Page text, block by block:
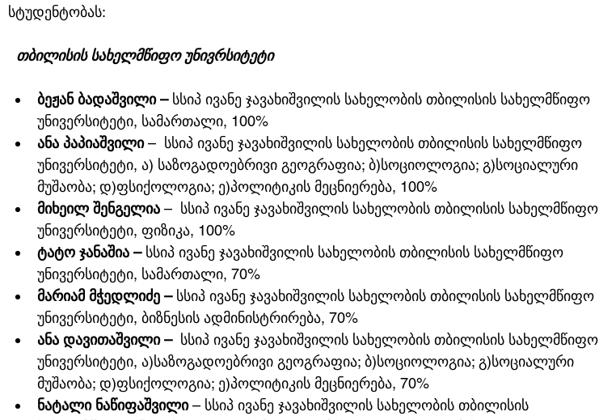
სტუდენტობას:
თბილისის სახელმწიფო უნივრსიტეტი
ბეჟან ბადაშვილი – სსიპ ივანე ჯავახიშვილის სახელობის თბილისის სახელმწიფო
უნივერსიტეტი, სამართალი, 100%
ანა პაპიაშვილი –  სსიპ ივანე ჯავახიშვილის სახელობის თბილისის სახელმწიფო
უნივერსიტეტი, ა) საზოგადოებრივი გეოგრაფია; ბ)სოციოლოგია; გ)სოციალური
მუშაობა; დ)ფსიქოლოგია; ე)პოლიტიკის მეცნიერება, 100%
მიხეილ შენგელია –  სსიპ ივანე ჯავახიშვილის სახელობის თბილისის სახელმწიფო
უნივერსიტეტი, ფიზიკა, 100%
ტატო ჯანაშია – სსიპ ივანე ჯავახიშვილის სახელობის თბილისის სახელმწიფო
უნივერსიტეტი, სამართალი, 70%
მარიამ მჭედლიძე – სსიპ ივანე ჯავახიშვილის სახელობის თბილისის სახელმწიფო
უნივერსიტეტი, ბიზნესის ადმინისტრირება, 70%
ანა დავითაშვილი – სსიპ ივანე ჯავახიშვილის სახელობის თბილისის სახელმწიფო
უნივერსიტეტი, ა)საზოგადოებრივი გეოგრაფია; ბ)სოციოლოგია; გ)სოციალური
მუშაობა; დ)ფსიქოლოგია; ე)პოლიტიკის მეცნიერება, 70%
ნატალი ნაწიფაშვილი – სსიპ ივანე ჯავახიშვილის სახელობის თბილისის